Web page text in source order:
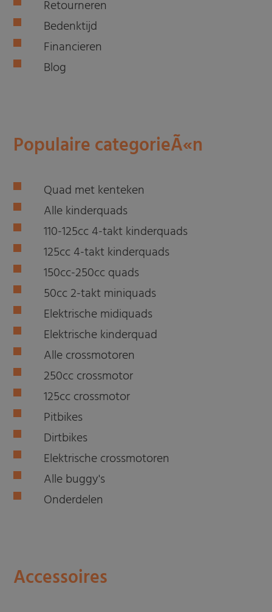
Retourneren
Bedenktijd
Financieren
Blog
Populaire categorieÃ«n
Quad met kenteken
Alle kinderquads
110-125cc 4-takt kinderquads
125cc 4-takt kinderquads
150cc-250cc quads
50cc 2-takt miniquads
Elektrische midiquads
Elektrische kinderquad
Alle crossmotoren
250cc crossmotor
125cc crossmotor
Pitbikes
Dirtbikes
Elektrische crossmotoren
Alle buggy's
Onderdelen
Accessoires